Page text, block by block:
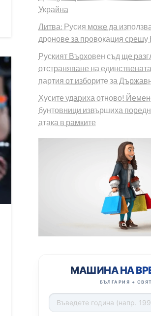
Украйна
Литва: Русия може да
дронове за провокация
Руският Върховен съд ще
отстраняване на
партия от изборите за
Хусите удариха отново!
бунтовници извършиха
атака в рамките
МАШИНА НА
БЪЛГАРИЯ + СВЯТ